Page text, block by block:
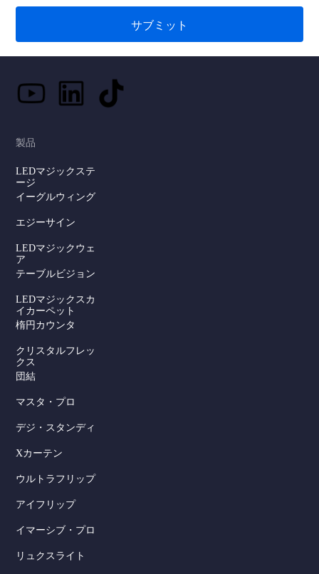
サブミット
製品
LEDマジックステ
ージ
イーグルウィング
エジーサイン
LEDマジックウェ
ア
テーブルビジョン
LEDマジックスカ
イカーペット
楕円カウンタ
クリスタルフレッ
クス
団結
マスタ・プロ
デジ・スタンディ
Xカーテン
ウルトラフリップ
アイフリップ
イマーシブ・プロ
リュクスライト